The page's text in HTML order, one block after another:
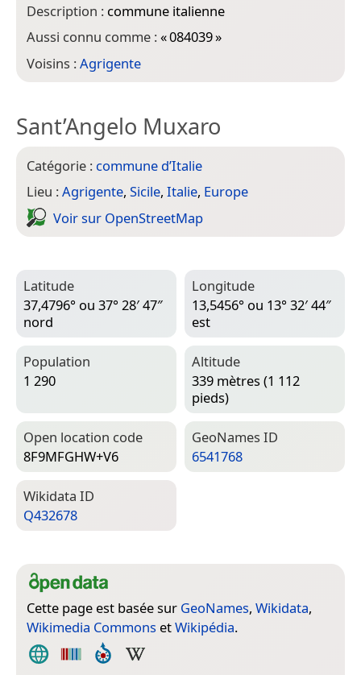
Description : commune italienne
Aussi connu comme :«084039»
Voisins :Agrigente
Sant’Angelo Muxaro
Catégorie : commune d’Italie
Lieu :Agrigente, Sicile, Italie, Europe
Voir sur Open­Street­Map
Latitude
37,4796° ou 37° 28′ 47″
nord
Longitude
13,5456° ou 13° 32′ 44″
est
Population
1 290
Altitude
339 mètres (1 112
pieds)
Open location code
8F9MFGHW+V6
Geo­Names ID
6541768
Wiki­data ID
Q432678
Cette page est basée sur GeoNames, Wikidata,
Wikimedia Commons etWikipédia.